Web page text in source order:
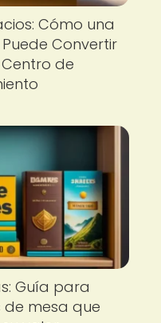
Cómo una
Convertir
de
Guía para
mesa que